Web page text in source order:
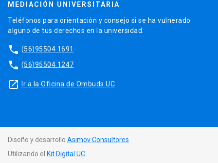
MEDIACIÓN UNIVERSITARIA
Teléfonos para orientación y consejo si se ha vulnerado
alguno de tus derechos en la universidad.
phone (56)95504 1691
phone (56)95504 1247
launch Ir a la Oficina de Ombuds UC
Diseño y desarrollo Asimov Consultores
Utilizando el Kit Digital UC